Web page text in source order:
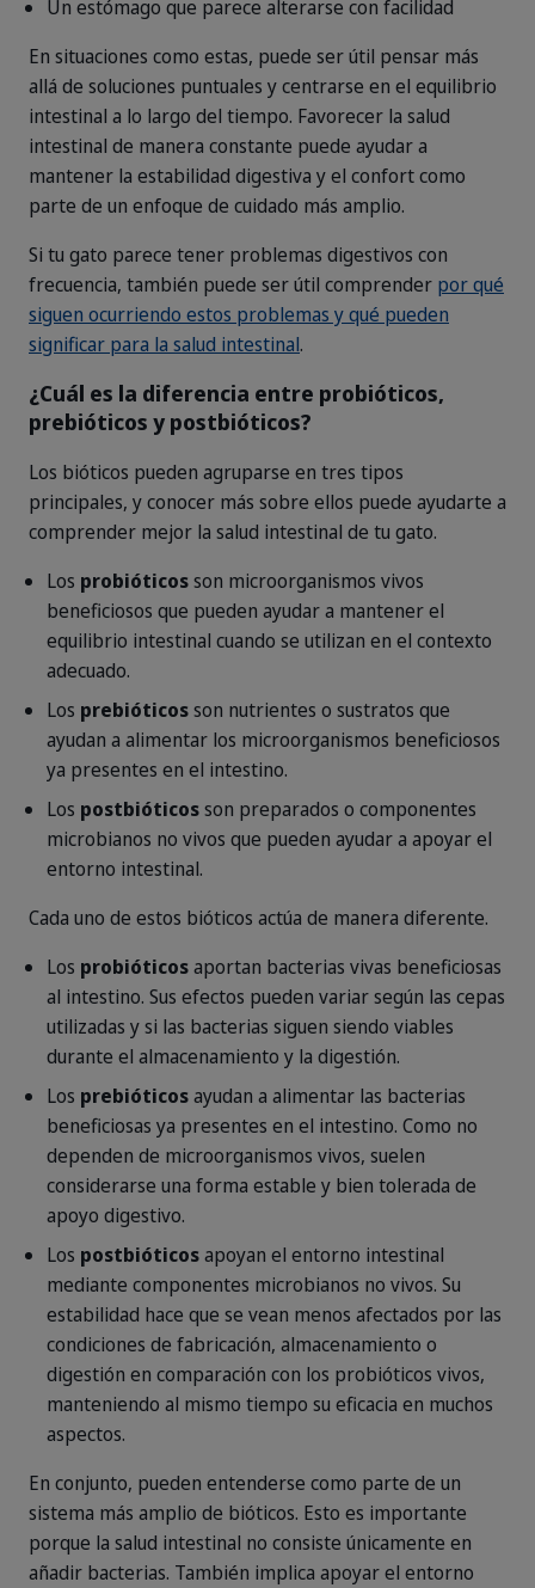
Un estómago que parece alterarse con facilidad
En situaciones como estas, puede ser útil pensar más
allá de soluciones puntuales y centrarse en el equilibrio
intestinal a lo largo del tiempo. Favorecer la salud
intestinal de manera constante puede ayudar a
mantener la estabilidad digestiva y el confort como
parte de un enfoque de cuidado más amplio.
Si tu gato parece tener problemas digestivos con
frecuencia, también puede ser útil comprender por qué
siguen ocurriendo estos problemas y qué pueden
significar para la salud intestinal.
¿Cuál es la diferencia entre probióticos,
prebióticos y postbióticos?
Los bióticos pueden agruparse en tres tipos
principales, y conocer más sobre ellos puede ayudarte a
comprender mejor la salud intestinal de tu gato.
Los probióticosson microorganismos vivos
beneficiosos que pueden ayudar a mantener el
equilibrio intestinal cuando se utilizan en el contexto
adecuado.
Los prebióticosson nutrientes o sustratos que
ayudan a alimentar los microorganismos beneficiosos
ya presentes en el intestino.
Los postbióticosson preparados o componentes
microbianos no vivos que pueden ayudar a apoyar el
entorno intestinal.
Cada uno de estos bióticos actúa de manera diferente.
Los probióticosaportan bacterias vivas beneficiosas
al intestino. Sus efectos pueden variar según las cepas
utilizadas y si las bacterias siguen siendo viables
durante el almacenamiento y la digestión.
Los prebióticosayudan a alimentar las bacterias
beneficiosas ya presentes en el intestino. Como no
dependen de microorganismos vivos, suelen
considerarse una forma estable y bien tolerada de
apoyo digestivo.
Los postbióticosapoyan el entorno intestinal
mediante componentes microbianos no vivos. Su
estabilidad hace que se vean menos afectados por las
condiciones de fabricación, almacenamiento o
digestión en comparación con los probióticos vivos,
manteniendo al mismo tiempo su eficacia en muchos
aspectos.
En conjunto, pueden entenderse como parte de un
sistema más amplio de bióticos. Esto es importante
porque la salud intestinal no consiste únicamente en
añadir bacterias. También implica apoyar el entorno